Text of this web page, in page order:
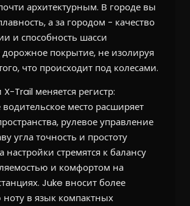
архитектурным. В городе вы
а за городом - качество
и способность шасси
покрытие, не изолируя
что происходит под колесами.
Trail меняется регистр:
место расширяет
рулевое управление
угла точность и простоту
настройки стремятся к балансу
и комфортом на
Juke вносит более
в язык компактных